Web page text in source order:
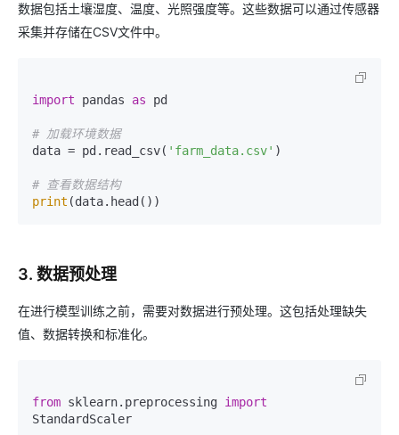
数据包括土壤湿度、温度、光照强度等。这些数据可以通过传感器
采集并存储在CSV文件中。
import pandas as pd
# 加载环境数据
data = pd.read_csv( 'farm_data.csv' )
# 查看数据结构
print
3. 数据预处理
在进行模型训练之前，需要对数据进行预处理。这包括处理缺失
值、数据转换和标准化。
from sklearn.preprocessing import
StandardScaler